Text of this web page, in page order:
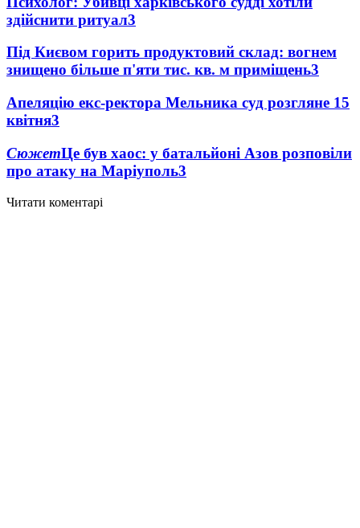
здійснити ритуал3
Під Києвом горить продуктовий склад: вогнем
знищено більше п'яти тис. кв. м приміщень3
Апеляцію екс-ректора Мельника суд розгляне 15
квітня3
СюжетЦе був хаос: у батальйоні Азов розповіли
про атаку на Маріуполь3
Читати коментарі